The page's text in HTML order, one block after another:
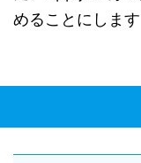
めることにします